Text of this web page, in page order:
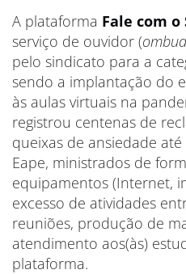
A plataforma Fale com o
serviço de ouvidor (
pelo sindicato para a
sendo a implantação do
às aulas virtuais na
registrou centenas de
queixas de ansiedade
Eape, ministrados de
equipamentos (Internet,
excesso de atividades
reuniões, produção de
atendimento aos(às)
plataforma.